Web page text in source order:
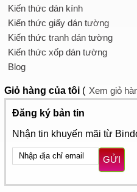
Kiến thức dán kính
Kiến thức giấy dán tường
Kiến thức tranh dán tường
Kiến thức xốp dán tường
Blog
Giỏ hàng của tôi ( Xem giỏ
Đăng ký bản tin
Nhận tin khuyến mãi từ
GỬI